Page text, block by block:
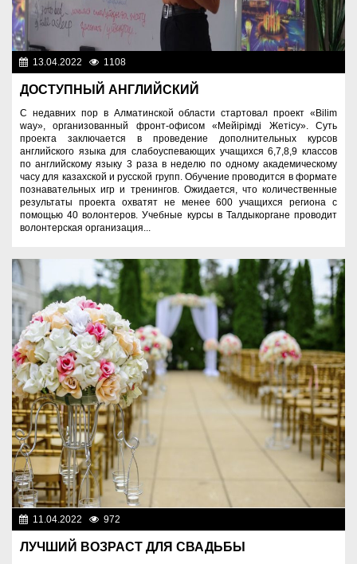
13.04.2022 1108
ДОСТУПНЫЙ АНГЛИЙСКИЙ
С недавних пор в Алматинской области стартовал проект «Bilim
way», организованный фронт-офисом «Мейірімді Жетісу». Суть
проекта заключается в проведение дополнительных курсов
английского языка для слабоуспевающих учащихся 6,7,8,9 классов
по английскому языку 3 раза в неделю по одному академическому
часу для казахской и русской групп. Обучение проводится в формате
познавательных игр и тренингов. Ожидается, что количественные
результаты проекта охватят не менее 600 учащихся региона с
помощью 40 волонтеров. Учебные курсы в Талдыкоргане проводит
волонтерская организация...
11.04.2022 972
ЛУЧШИЙ ВОЗРАСТ ДЛЯ СВАДЬБЫ